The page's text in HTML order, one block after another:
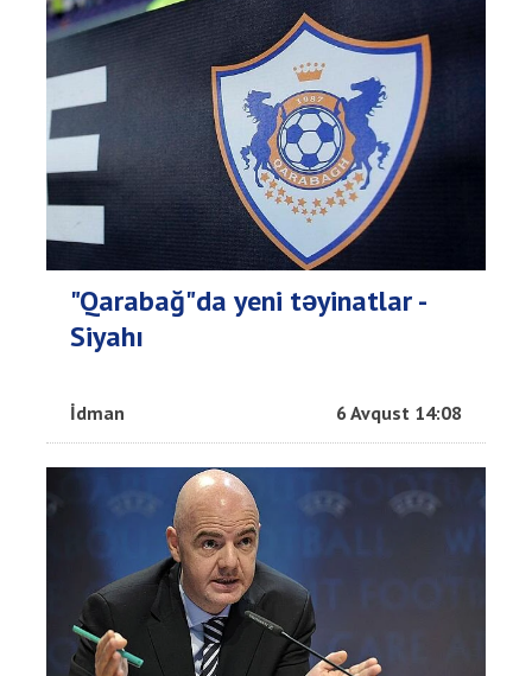
"Qarabağ"da yeni təyinatlar -
Siyahı
İdman 6 Avqust 14:08